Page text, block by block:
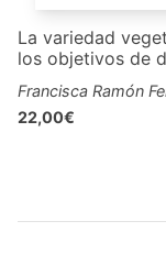
La variedad
los objetivos de
Francisca Ramón
22,00€